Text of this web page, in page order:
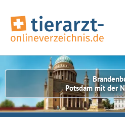
Potsdam mit der